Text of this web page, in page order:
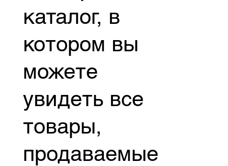
каталог, в
котором вы
можете
увидеть все
товары,
продаваемые